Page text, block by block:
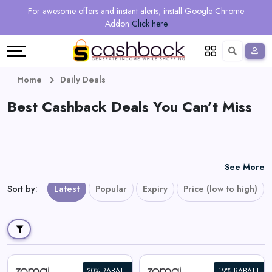
For awesome offers and instant alerts, install Google Chrome
Addon Click here
Regional
Online
Vouchers
Daily
All
Earn
Earn
Earn
Language
Deutsch
Home Daily Deals
Best Cashback Deals You Can’t Miss
See More
Sort by: Latest Popular Expiry Price (low to high)